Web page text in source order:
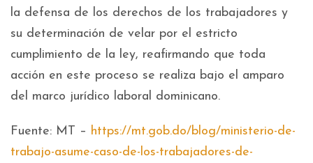
la defensa de los derechos de los trabajadores y
su determinación de velar por el estricto
cumplimiento de la ley, reafirmando que toda
acción en este proceso se realiza bajo el amparo
del marco jurídico laboral dominicano.
Fuente: MT – https://mt.gob.do/blog/ministerio-de-
trabajo-asume-caso-de-los-trabajadores-de-